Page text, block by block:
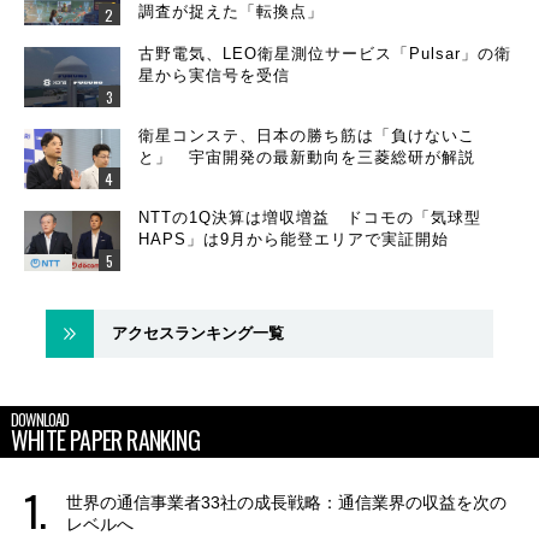
調査が捉えた「転換点」
古野電気、LEO衛星測位サービス「Pulsar」の衛
星から実信号を受信
衛星コンステ、日本の勝ち筋は「負けないこ
と」 宇宙開発の最新動向を三菱総研が解説
NTTの1Q決算は増収増益 ドコモの「気球型
HAPS」は9月から能登エリアで実証開始
アクセスランキング一覧
DOWNLOAD
WHITE PAPER RANKING
世界の通信事業者33社の成長戦略：通信業界の収益を次の
レベルへ